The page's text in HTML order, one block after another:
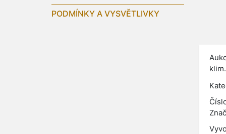
PODMÍNKY A VYSVĚTLIVKY